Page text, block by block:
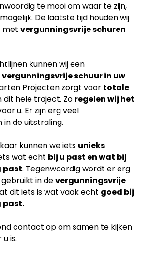
te mooi om waar te zijn,
De laatste tijd houden wij
met vergunningsvrije schuren
kunnen wij een
schuur in uw
Projecten zorgt voor totale
dit hele traject. Zo regelen wij het
u. Er zijn erg veel
in de uitstraling.
kunnen we iets unieks
wat echt bij u past en wat bij
past. Tegenwoordig wordt er erg
gebruikt in devergunningsvrije
dit iets is wat vaak echt goed bij
past.
contact op om samen te kijken
is.